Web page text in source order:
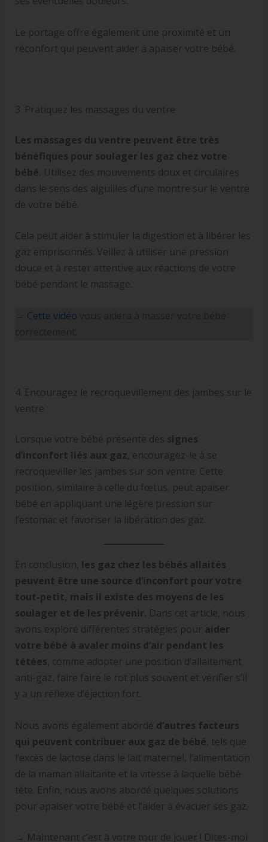
Le portage offre également une proximité et un
réconfort qui peuvent aider à apaiser votre bébé.
3. Pratiquez les massages du ventre
Les massages du ventre peuvent être très
bénéfiques pour soulager les gaz chez votre
bébé. Utilisez des mouvements doux et circulaires
dans le sens des aiguilles d’une montre sur le ventre
de votre bébé.
Cela peut aider à stimuler la digestion et à libérer les
gaz emprisonnés. Veillez à utiliser une pression
douce et à rester attentive aux réactions de votre
bébé pendant le massage.
Cette vidéo
4. Encouragez le recroquevillement des jambes sur le
ventre
Lorsque votre bébé présente des signes
d’inconfort liés aux gaz, encouragez-le à se
recroqueviller les jambes sur son ventre. Cette
position, similaire à celle du fœtus, peut apaiser
bébé en appliquant une légère pression sur
l’estomac et favoriser la libération des gaz.
En conclusion, les gaz chez les bébés allaités
peuvent être une source d’inconfort pour votre
tout-petit, mais il existe des moyens de les
soulager et de les prévenir. Dans cet article, nous
avons exploré différentes stratégies pour aider
votre bébé à avaler moins d’air pendant les
tétées , comme adopter une position d’allaitement
anti-gaz, faire faire le rot plus souvent et vérifier s’il
y a un réflexe d’éjection fort.
Nous avons également abordé d’autres facteurs
qui peuvent contribuer aux gaz de bébé , tels que
l’excès de lactose dans le lait maternel, l’alimentation
de la maman allaitante et la vitesse à laquelle bébé
tète. Enfin, nous avons abordé quelques solutions
pour apaiser votre bébé et l’aider à évacuer ses gaz.
→ Maintenant c’est à votre tour de jouer ! Dites-moi